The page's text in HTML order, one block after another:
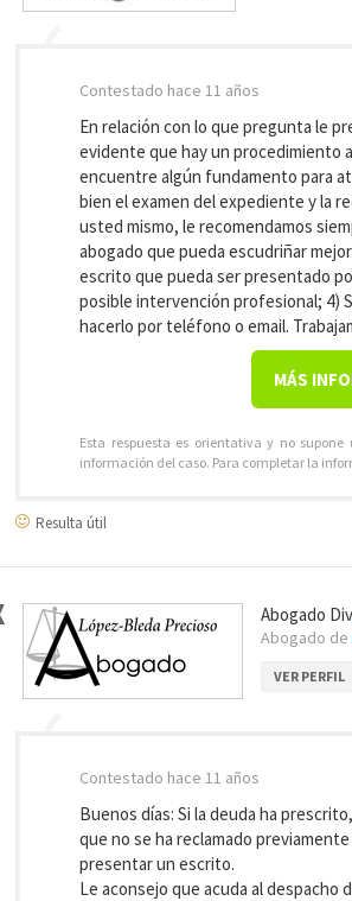
Contestado hace 11 años
En relación con lo que pregunta le
evidente que hay un procedimiento
encuentre algún fundamento para
bien el examen del expediente y la
usted mismo, le recomendamos
abogado que pueda escudriñar
escrito que pueda ser presentado
posible intervención profesional; 4)
hacerlo por teléfono o email.
MÁS
Esta respuesta es orientativa y no
información del caso. Para completar la
Resulta útil
Abogado
Abogado de
VER PERFIL
Contestado hace 11 años
Buenos días: Si la deuda ha
que no se ha reclamado
presentar un escrito.
Le aconsejo que acuda al despacho